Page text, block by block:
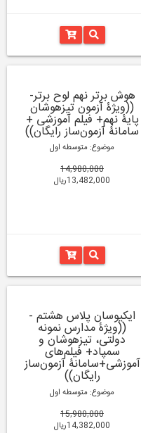
هوش برتر نهم لوح برتر-
((ویژۀ آزمون تیزهوشان
پایۀ نهم+ فیلم آموزشی +
سامانۀ آزمون‌ساز رایگان))
موضوع: متوسطه اول
14,980,000
13,482,000ریال
ایکیوسان پلاس هشتم -
((ویژۀ مدارس نمونه
دولتی، تیزهوشان و
سمپاد+ فیلم‌های
آموزشی+سامانۀ آزمون‌ساز
رایگان))
موضوع: متوسطه اول
15,980,000
14,382,000ریال